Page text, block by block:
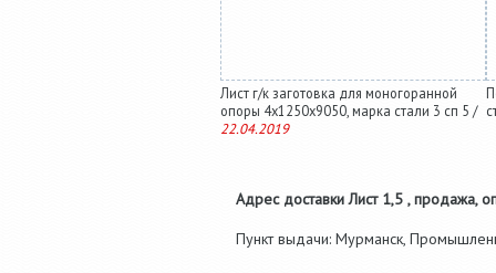
Лист г/к заготовка для моногоранной
опоры 4х1250х9050, марка стали 3 сп 5 /
22.04.2019
Адрес доставки Лист 1,5 , продажа,
Пункт выдачи: Мурманск,